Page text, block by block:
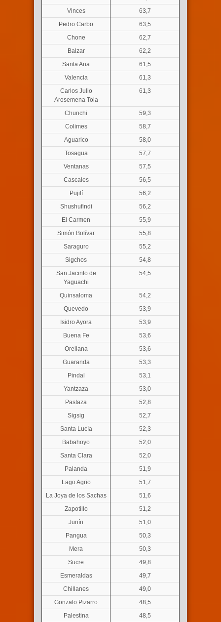
Vinces
63,7
Pedro Carbo
63,5
Chone
62,7
Balzar
62,2
Santa Ana
61,5
Valencia
61,3
Carlos Julio
Arosemena Tola
61,3
Chunchi
59,3
Colimes
58,7
Aguarico
58,0
Tosagua
57,7
Ventanas
57,5
Cascales
56,5
Pujilí
56,2
Shushufindi
56,2
El Carmen
55,9
Simón Bolívar
55,8
Saraguro
55,2
Sigchos
54,8
San Jacinto de
Yaguachi
54,5
Quinsaloma
54,2
Quevedo
53,9
Isidro Ayora
53,9
Buena Fe
53,6
Orellana
53,6
Guaranda
53,3
Pindal
53,1
Yantzaza
53,0
Pastaza
52,8
Sigsig
52,7
Santa Lucía
52,3
Babahoyo
52,0
Santa Clara
52,0
Palanda
51,9
Lago Agrio
51,7
La Joya de los Sachas
51,6
Zapotillo
51,2
Junín
51,0
Pangua
50,3
Mera
50,3
Sucre
49,8
Esmeraldas
49,7
Chillanes
49,0
Gonzalo Pizarro
48,5
Palestina
48,5